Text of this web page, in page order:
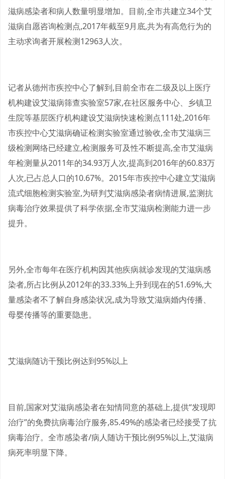
滋病感染者和病人数量明显增加。目前,全市共建立34个艾
滋病自愿咨询检测点,2017年截至9月底,共为有高危行为的
主动求询者开展检测12963人次。
记者从德州市疾控中心了解到,目前全市在二级及以上医疗
机构建设艾滋病筛查实验室57家,在社区服务中心、乡镇卫
生院等基层医疗机构建设艾滋病快速检测点111处,2016年
市疾控中心艾滋病确证检测实验室通过验收,全市艾滋病三
级检测网络已经建立,检测服务可及性不断提高,全市艾滋病
年检测量从2011年的34.93万人次,提高到2016年的60.83万
人次,已占总人口的10.67%。2015年市疾控中心建立艾滋病
流式细胞检测实验室,为研判艾滋病感染者病情进展,监测抗
病毒治疗效果提供了科学依据,全市艾滋病检测能力进一步
提升。
另外,全市每年在医疗机构因其他疾病就诊发现的艾滋病感
染者,所占比例从2012年的33.33%上升到现在的51.69%,大
量感染者不了解自身感染状况,成为导致艾滋病婚内传播、
母婴传播等的重要隐患。
艾滋病随访干预比例达到95%以上
目前,国家对艾滋病感染者在知情同意的基础上,提供“发现即
治疗”的免费抗病毒治疗服务,85.49%的感染者已经接受了抗
病毒治疗。全市感染者/病人随访干预比例95%以上,艾滋病
病死率明显下降。